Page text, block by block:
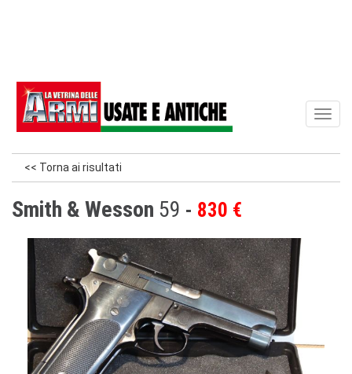
<< Torna ai risultati
Smith & Wesson 59 830 €